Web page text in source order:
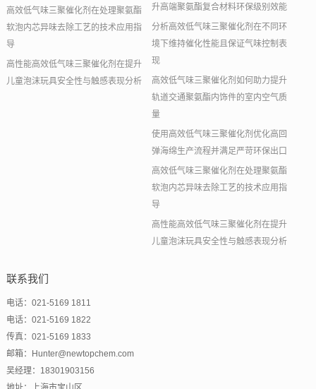
高效低气味三聚催化剂在处理聚氨酯
软泡内芯异味去除工艺的技术应用指
导
高性能高效低气味三聚催化剂在提升
儿童泡沫玩具安全性与触感表现分析
升高端聚氨酯复合材料环保级别效能
分析高效低气味三聚催化剂在不同环
境下维持催化性能且保证气味控制表
现
高效低气味三聚催化剂如何助力提升
轨道交通聚氨酯内饰件的室内空气质
量
使用高效低气味三聚催化剂优化高回
弹海绵生产流程并满足严苛环保出口
高效低气味三聚催化剂在处理聚氨酯
软泡内芯异味去除工艺的技术应用指
导
高性能高效低气味三聚催化剂在提升
儿童泡沫玩具安全性与触感表现分析
联系我们
电话：021-5169 1811
电话：021-5169 1822
传真：021-5169 1833
邮箱：Hunter@newtopchem.com
吴经理：18301903156